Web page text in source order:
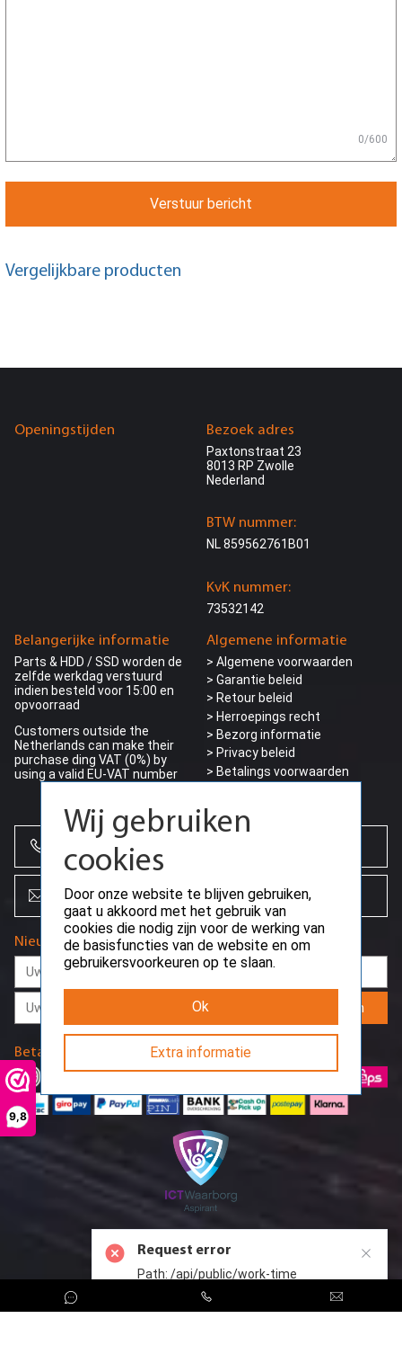
9,8
0/600
Verstuur bericht
Vergelijkbare producten
Openingstijden
Belangerijke informatie
Parts & HDD / SSD worden de
zelfde werkdag verstuurd
indien besteld voor 15:00 en
opvoorraad
Customers outside the
Netherlands can make their
purchase ding VAT (0%) by
using a valid EU-VAT number
Algemene informatie
> Algemene voorwaarden
> Garantie beleid
> Retour beleid
> Herroepings recht
> Bezorg informatie
> Privacy beleid
> Betalings voorwaarden
Bezoek adres
Paxtonstraat 23
8013 RP Zwolle
Nederland
BTW nummer:
NL 859562761B01
KvK nummer:
73532142
+31 (0)85 864 0777
info@creoserver.com
Nieuwsbrief
Aanmelden
Betaalmethodes
Wij gebruiken
cookies
Door onze website te blijven gebruiken,
gaat u akkoord met het gebruik van
cookies die nodig zijn voor de werking van
de basisfuncties van de website en om
gebruikersvoorkeuren op te slaan.
Ok
Extra informatie
Request error
Path: /api/public/work-time